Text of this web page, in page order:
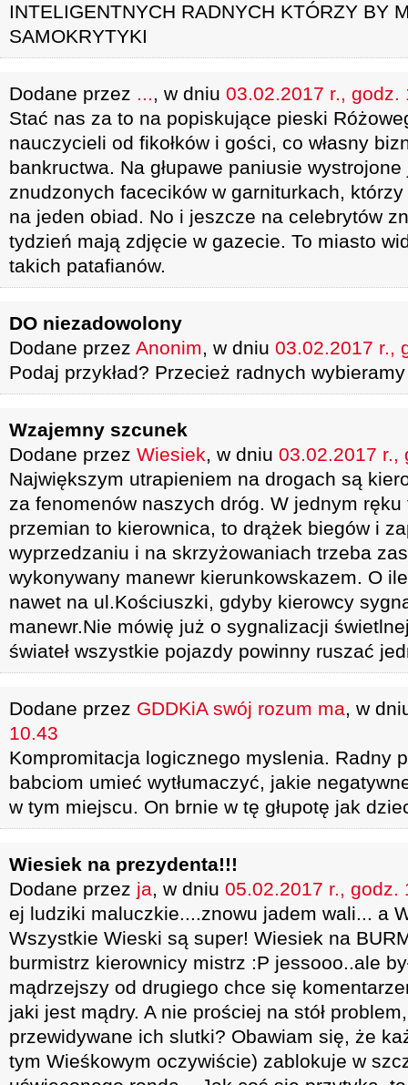
INTELIGENTNYCH RADNYCH KTÓRZY BY
SAMOKRYTYKI
Dodane przez ..., w dniu 03.02.2017 r., godz.
Stać nas za to na popiskujące pieski
nauczycieli od fikołków i gości, co własny
bankructwa. Na głupawe paniusie
znudzonych facecików w garniturkach,
na jeden obiad. No i jeszcze na celebrytów
tydzień mają zdjęcie w gazecie. To miasto
takich patafianów.
DO niezadowolony
Dodane przez Anonim, w dniu 03.02.2017 r.,
Podaj przykład? Przecież radnych
Wzajemny szcunek
Dodane przez Wiesiek, w dniu 03.02.2017 r.,
Największym utrapieniem na drogach są
za fenomenów naszych dróg. W jednym
przemian to kierownica, to drążek biegów i
wyprzedzaniu i na skrzyżowaniach trzeba
wykonywany manewr kierunkowskazem. O
nawet na ul.Kościuszki, gdyby kierowcy
manewr.Nie mówię już o sygnalizacji
świateł wszystkie pojazdy powinny ruszać
Dodane przez GDDKiA swój rozum ma, w
10.43
Kompromitacja logicznego myslenia. Radny
babciom umieć wytłumaczyć, jakie
w tym miejscu. On brnie w tę głupotę jak
Wiesiek na prezydenta!!!
Dodane przez ja, w dniu 05.02.2017 r., godz.
ej ludziki maluczkie....znowu jadem wali... a
Wszystkie Wieski są super! Wiesiek na
burmistrz kierownicy mistrz :P jessooo..ale
mądrzejszy od drugiego chce się
jaki jest mądry. A nie prościej na stół
przewidywane ich slutki? Obawiam się, że
tym Wieśkowym oczywiście) zablokuje w